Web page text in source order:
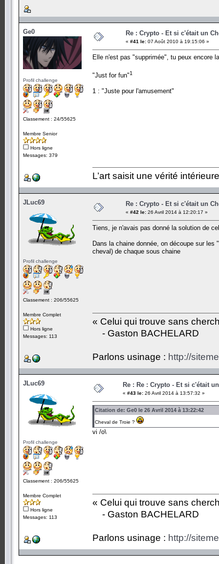
Ge0
Profil challenge
Classement : 24/55625
Membre Senior
Hors ligne
Messages: 379
Re : Crypto - Et si c'était un
« #41 le: 07 Août 2010 à 19:15:06 »
Elle n'est pas "supprimée", tu peux encore
"Just for fun"1
1 : "Juste pour l'amusement"
L’art saisit une vérité
JLuc69
Profil challenge
Classement : 206/55625
Membre Complet
Hors ligne
Messages: 113
Re : Crypto - Et si c'était un
« #42 le: 26 Avril 2014 à 12:20:17 »
Tiens, je n'avais pas donné la solution de
Dans la chaine donnée, on découpe sur
cheval) de chaque sous chaine
« Celui qui trouve sans
- Gaston BACHELARD
Parlons usinage : http://
JLuc69
Profil challenge
Classement : 206/55625
Membre Complet
Hors ligne
Messages: 113
Re : Re : Crypto - Et si c'était
« #43 le: 26 Avril 2014 à 13:57:32 »
Citation de: Ge0 le 26 Avril 2014 à 13:22:42
Cheval de Troie ?
vi /o\
« Celui qui trouve sans
- Gaston BACHELARD
Parlons usinage : http://